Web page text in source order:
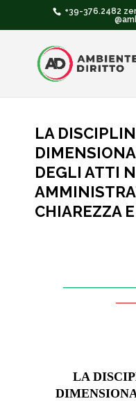
+39-376.2482
LA
DEGLI ATTI
CHIAREZZA
LA